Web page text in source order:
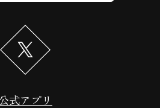
式アプリ